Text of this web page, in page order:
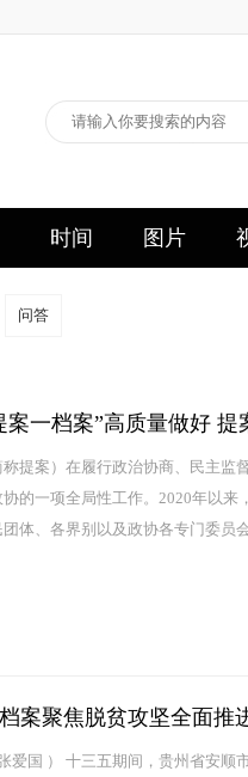
时间 图片
问答
一档案”高质量做好 提
提案）在履行政治协商、民主监
的一项全局性工作。2020年以来
体、各界别以及政协各专门委员
案聚焦脱贫攻坚全面推
爱国 ） 十三五期间，贵州省安顺